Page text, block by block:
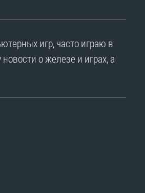
игр, часто играю в
о железе и играх, а